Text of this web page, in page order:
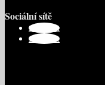
Sociální sítě
Sledovat
Sledovat